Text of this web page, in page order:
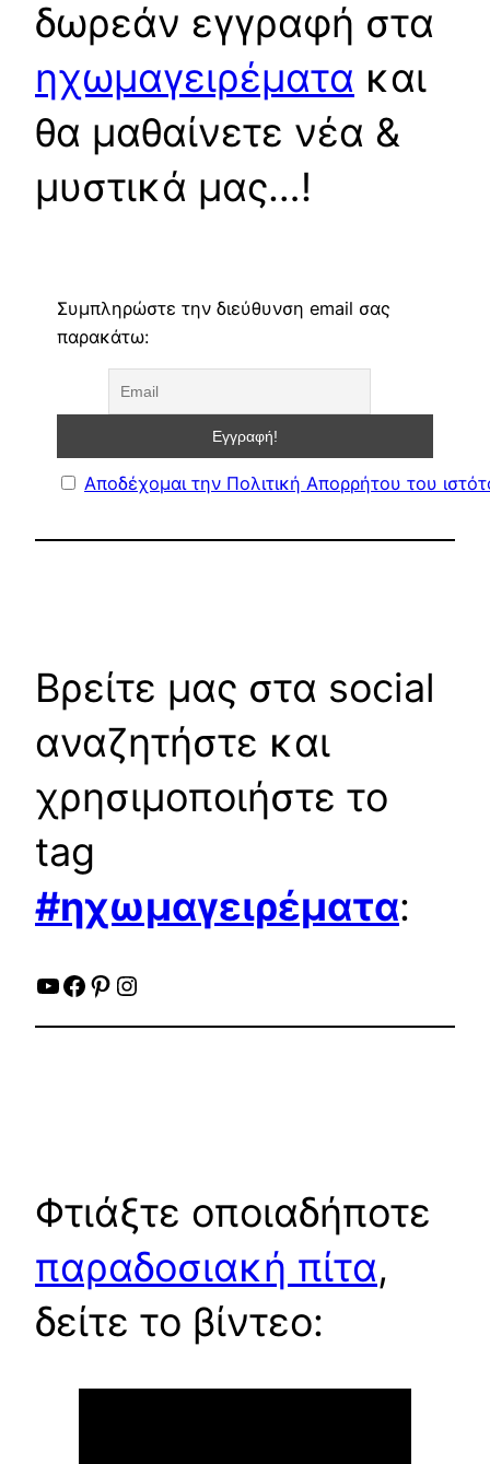
δωρεάν εγγραφή στα
ηχωμαγειρέματα και
θα μαθαίνετε νέα &
μυστικά μας…!
Συμπληρώστε την διεύθυνση email σας
παρακάτω:
Αποδέχομαι την Πολιτική Απορρήτου του
Βρείτε μας στα social
αναζητήστε και
χρησιμοποιήστε το
tag
#ηχωμαγειρέματα:
YouTube
Facebook
Pinterest
Instagram
Φτιάξτε οποιαδήποτε
παραδοσιακή πίτα,
δείτε το βίντεο: